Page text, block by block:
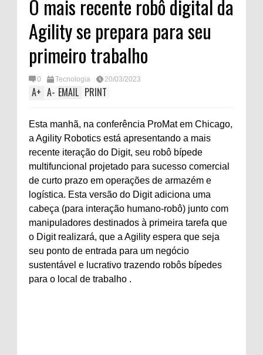
O mais recente robô digital da
Agility se prepara para seu
primeiro trabalho
0 Tecnologia 20/03/2023
A+ A- EMAIL PRINT
Esta manhã, na conferência ProMat em Chicago,
a Agility Robotics está apresentando a mais
recente iteração do Digit, seu robô bípede
multifuncional projetado para sucesso comercial
de curto prazo em operações de armazém e
logística. Esta versão do Digit adiciona uma
cabeça (para interação humano-robô) junto com
manipuladores destinados à primeira tarefa que
o Digit realizará, que a Agility espera que seja
seu ponto de entrada para um negócio
sustentável e lucrativo trazendo robôs bípedes
para o local de trabalho .